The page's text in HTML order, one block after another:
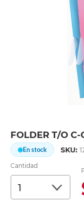
FOLDER T/O C-
En stock SKU:
Cantidad